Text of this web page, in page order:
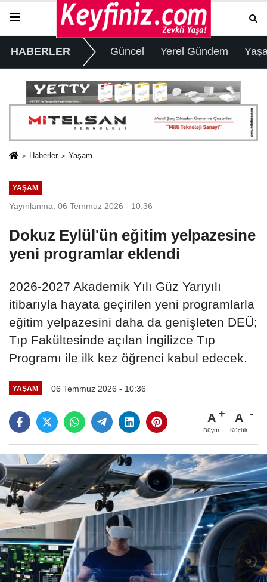
HABERLER Güncel Yerel Gündem
Haberler Yaşam
YAŞAM
Yayınlanma: 06 Temmuz 2026 - 10:36
Dokuz Eylül'ün eğitim yelpazesine
yeni programlar eklendi
2026-2027 Akademik Yılı Güz Yarıyılı
itibarıyla hayata geçirilen yeni programlarla
eğitim yelpazesini daha da genişleten DEÜ;
Tıp Fakültesinde açılan İngilizce Tıp
Programı ile ilk kez öğrenci kabul edecek.
YAŞAM 06 Temmuz 2026 - 10:36
A
Büyüt
A
Küçült